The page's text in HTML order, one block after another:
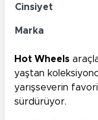
Cinsiyet
Marka
Hot Wheels
yaştan
yarışseverin
sürdürüyor.